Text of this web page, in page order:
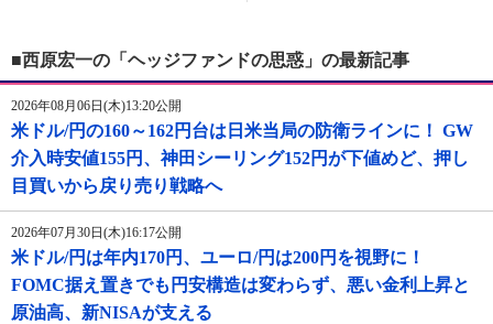
■西原宏一の「ヘッジファンドの思惑」の最新記事
2026年08月06日(木)13:20公開
米ドル/円の160～162円台は日米当局の防衛ラインに！ GW
介入時安値155円、神田シーリング152円が下値めど、押し
目買いから戻り売り戦略へ
2026年07月30日(木)16:17公開
米ドル/円は年内170円、ユーロ/円は200円を視野に！
FOMC据え置きでも円安構造は変わらず、悪い金利上昇と
原油高、新NISAが支える